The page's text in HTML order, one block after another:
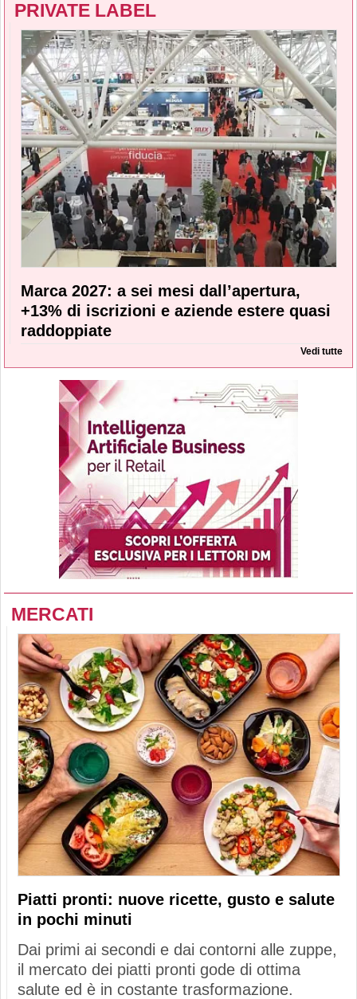
PRIVATE LABEL
Marca 2027: a sei mesi dall’apertura,
+13% di iscrizioni e aziende estere quasi
raddoppiate
Vedi tutte
MERCATI
Piatti pronti: nuove ricette, gusto e salute
in pochi minuti
Dai primi ai secondi e dai contorni alle zuppe,
il mercato dei piatti pronti gode di ottima
salute ed è in costante trasformazione.